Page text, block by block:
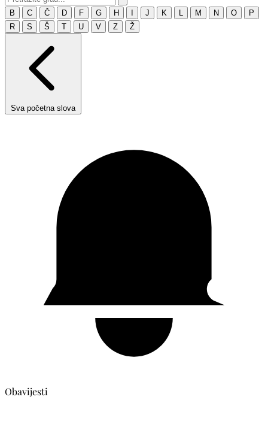
B C Č D F G H J K M N O
P
R
S Š T U V Z Ž
Sva početna slova
Obavijesti